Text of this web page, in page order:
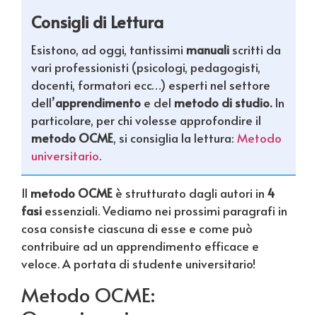
Consigli di Lettura
Esistono, ad oggi, tantissimi manuali scritti da
vari professionisti (psicologi, pedagogisti,
docenti, formatori ecc…) esperti nel settore
dell’apprendimento e del metodo di studio. In
particolare, per chi volesse approfondire il
metodo OCME, si consiglia la lettura: Metodo
universitario.
Il metodo OCME è strutturato dagli autori in 4
fasi essenziali. Vediamo nei prossimi paragrafi in
cosa consiste ciascuna di esse e come può
contribuire ad un apprendimento efficace e
veloce. A portata di studente universitario!
Metodo OCME: